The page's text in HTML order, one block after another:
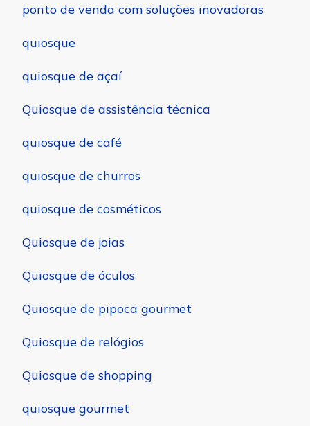
ponto de venda com soluções inovadoras
quiosque
quiosque de açaí
Quiosque de assistência técnica
quiosque de café
quiosque de churros
quiosque de cosméticos
Quiosque de joias
Quiosque de óculos
Quiosque de pipoca gourmet
Quiosque de relógios
Quiosque de shopping
quiosque gourmet